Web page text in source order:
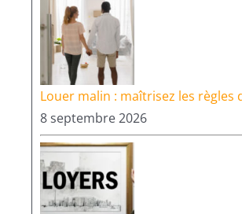
Louer malin : maîtrisez les règles
8 septembre 2026